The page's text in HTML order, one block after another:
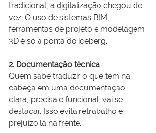
tradicional, a digitalização chegou de
vez. O uso de sistemas BIM,
ferramentas de projeto e modelagem
3D é só a ponta do iceberg.
2. Documentação técnica
Quem sabe traduzir o que tem na
cabeça em uma documentação
clara, precisa e funcional, vai se
destacar. Isso evita retrabalho e
prejuízo lá na frente.